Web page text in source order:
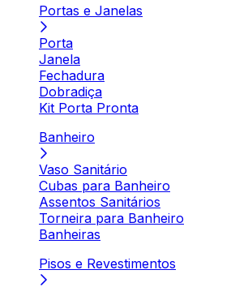
Portas e Janelas
Porta
Janela
Fechadura
Dobradiça
Kit Porta Pronta
Banheiro
Vaso Sanitário
Cubas para Banheiro
Assentos Sanitários
Torneira para Banheiro
Banheiras
Pisos e Revestimentos